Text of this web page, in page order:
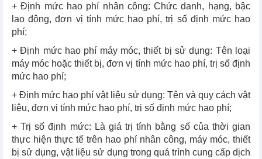
+ Định mức hao phí nhân công: Chức danh, hạng, bậc
lao động, đơn vị tính mức hao phí, trị số định mức hao
phí;
+ Định mức hao phí máy móc, thiết bị sử dụng: Tên loại
máy móc hoặc thiết bị, đơn vị tính mức hao phí, trị số định
mức hao phí;
+ Định mức hao phí vật liệu sử dụng: Tên và quy cách vật
liệu, đơn vị tính mức hao phí, trị số định mức hao phí;
+ Trị số định mức: Là giá trị tính bằng số của thời gian
thực hiện thực tế trên hao phí nhân công, máy móc, thiết
bị sử dụng, vật liệu sử dụng trong quá trình cung cấp dịch